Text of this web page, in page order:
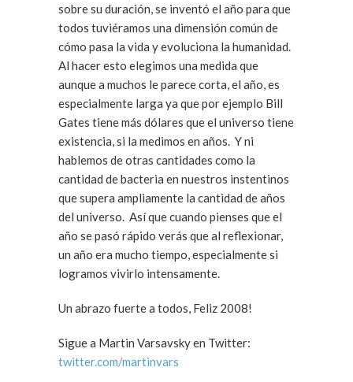
sobre su duración, se inventó el año para que
todos tuviéramos una dimensión común de
cómo pasa la vida y evoluciona la humanidad.
Al hacer esto elegimos una medida que
aunque a muchos le parece corta, el año, es
especialmente larga ya que por ejemplo Bill
Gates tiene más dólares que el universo tiene
existencia, si la medimos en años. Y ni
hablemos de otras cantidades como la
cantidad de bacteria en nuestros instentinos
que supera ampliamente la cantidad de años
del universo. Así que cuando pienses que el
año se pasó rápido verás que al reflexionar,
un año era mucho tiempo, especialmente si
logramos vivirlo intensamente.
Un abrazo fuerte a todos, Feliz 2008!
Sigue a Martin Varsavsky en Twitter:
twitter.com/martinvars